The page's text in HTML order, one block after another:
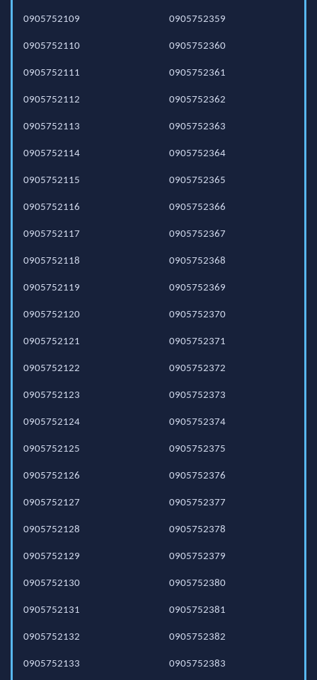
0905752109
0905752110
0905752111
0905752112
0905752113
0905752114
0905752115
0905752116
0905752117
0905752118
0905752119
0905752120
0905752121
0905752122
0905752123
0905752124
0905752125
0905752126
0905752127
0905752128
0905752129
0905752130
0905752131
0905752132
0905752133
0905752359
0905752360
0905752361
0905752362
0905752363
0905752364
0905752365
0905752366
0905752367
0905752368
0905752369
0905752370
0905752371
0905752372
0905752373
0905752374
0905752375
0905752376
0905752377
0905752378
0905752379
0905752380
0905752381
0905752382
0905752383